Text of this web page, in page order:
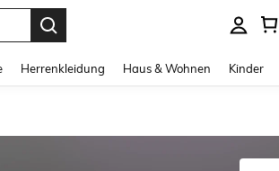
Herrenkleidung Haus & Wohnen Kinder